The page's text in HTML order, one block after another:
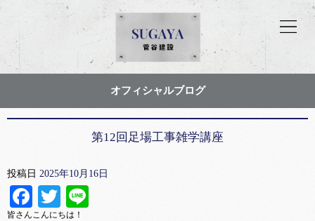
オフィシャルブログ
第12回足場工事雑学講座
投稿日 2025年10月16日
Facebook
Twitter
皆さんこんにちは！